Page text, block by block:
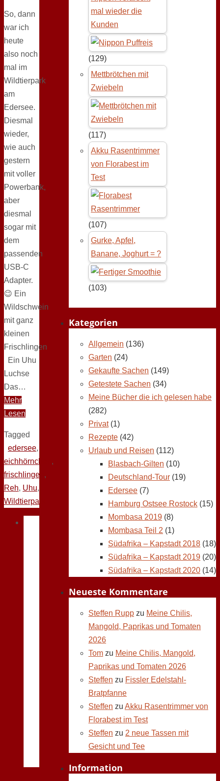
So, dann
war ich
heute
also noch
mal im
Wildtierpark
am
Edersee.
Diesmal
wieder,
wie auch
gestern
mit voller
Powerbank,
aber
diesmal
sogar mit
dem
passenden
USB-C
Adapter.
😉 Ein
Wildschwein
mit ganz
kleinen
Frischlingen
Ein Uhu
Luchse
Das…
Mehr
Lesen
Tagged
edersee,
eichhörnchen ,
frischlingen ,
Reh, Uhu,
Wildtierpark
mal wieder die
Kunden
(129)
Mettbrötchen mit
Zwiebeln
(117)
Akku Rasentrimmer
von Florabest im
Test
(107)
Gurke, Apfel,
Banane, Joghurt = ?
(103)
Kategorien
Allgemein (136)
Garten (24)
Gekaufte Sachen (149)
Getestete Sachen (34)
Meine Bücher die ich gelesen habe
(282)
Privat(1)
Rezepte (42)
Urlaub und Reisen (112)
Blasbach-Gilten (10)
Deutschland-Tour (19)
Edersee (7)
Hamburg Ostsee Rostock (15)
Mombasa 2019 (8)
Mombasa Teil 2 (1)
Südafrika – Kapstadt 2018 (18)
Südafrika – Kapstadt 2019 (20)
Südafrika – Kapstadt 2020 (14)
Neueste Kommentare
Steffen Rupp zu Meine Chilis,
Mangold, Paprikas und Tomaten
2026
Tom zu Meine Chilis, Mangold,
Paprikas und Tomaten 2026
Steffen zu Fissler Edelstahl-
Bratpfanne
Steffen zu Akku Rasentrimmer von
Florabest im Test
Steffen zu 2 neue Tassen mit
Gesicht und Tee
Information